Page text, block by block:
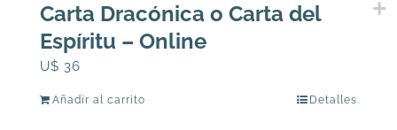
Carta Dracónica o Carta del
Espíritu – Online
U$ 36
Añadir al carrito Detalles